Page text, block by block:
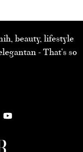
beauty, lifestyle
- That’s so